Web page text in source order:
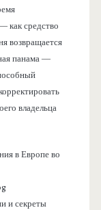
как средство
возвращается
панама —
владельца
в Европе во
и секреты